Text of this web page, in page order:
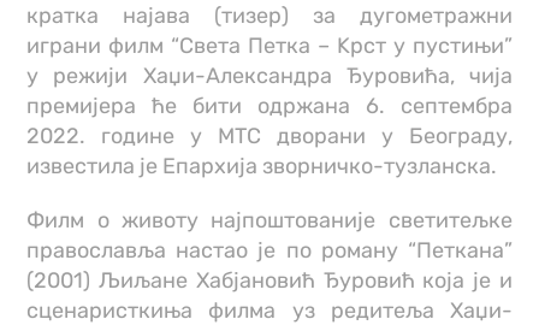
кратка најава (тизер) за дугометражни
играни филм “Света Петка – Kрст у пустињи”
у режији Хаџи-Александра Ђуровића, чија
премијера ће бити одржана 6. септембра
2022. године у МТС дворани у Београду,
известила је Епархија зворничко-тузланска.
Филм о животу најпоштованије светитељке
православља настао је по роману “Петкана”
(2001) Љиљане Хабјановић Ђуровић која је и
сценаристкиња филма уз редитеља Хаџи-